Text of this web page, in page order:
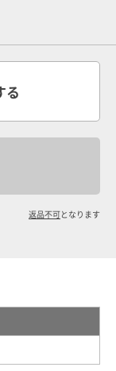
る
返品不可となります